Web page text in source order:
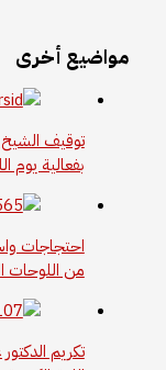
مواضيع أخرى
توقيف
بفعالية يوم
احتجاجات
من اللوحات
تكريم